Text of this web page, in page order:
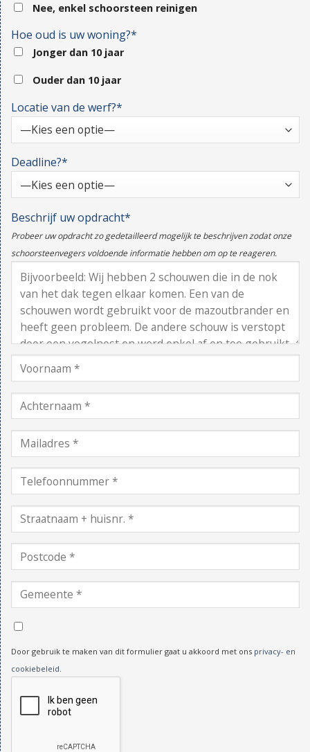
Nee, enkel schoorsteen reinigen
Hoe oud is uw woning?*
Jonger dan 10 jaar
Ouder dan 10 jaar
Locatie van de werf?*
Deadline?*
Beschrijf uw opdracht*
Probeer uw opdracht zo gedetailleerd mogelijk te beschrijven zodat onze
schoorsteenvegers voldoende informatie hebben om op te reageren.
Door gebruik te maken van dit formulier gaat u akkoord met ons privacy- en
cookiebeleid.